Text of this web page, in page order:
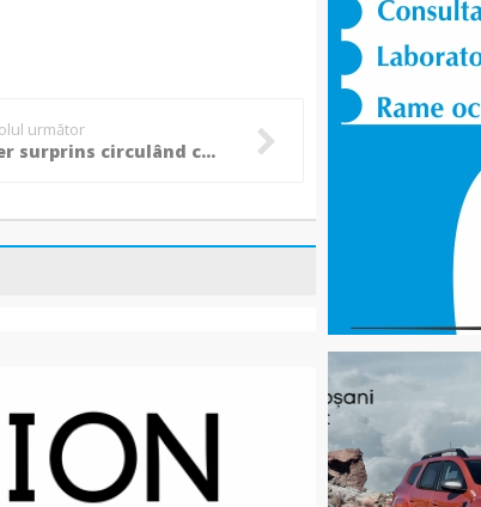
următor
Șofer surprins circulând cu 136 de km/h pe un drum din Botoșani!